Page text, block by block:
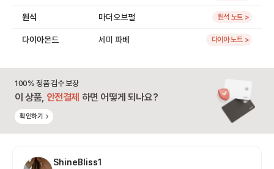
원석 마더오브펄 원석 노트 >
다이아몬드 세미 파베 다이아 노트 >
100% 정품 검수 보장
이 상품, 안전결제 하면 어떻게 되나요?
확인하기
ShineBliss1